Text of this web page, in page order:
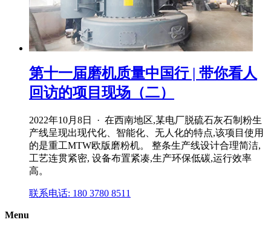
第十一届磨机质量中国行 | 带你看人
回访的项目现场（二）
2022年10月8日 · 在西南地区,某电厂脱硫石灰石制粉生
产线呈现出现代化、智能化、无人化的特点,该项目使用
的是重工MTW欧版磨粉机。 整条生产线设计合理简洁,
工艺连贯紧密, 设备布置紧凑,生产环保低碳,运行效率
高。
联系电话: 180 3780 8511
Menu